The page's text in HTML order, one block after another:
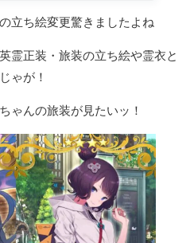
立ち絵変更驚きましたよね
霊正装・旅装の立ち絵や霊衣と
ゃが！
ゃんの旅装が見たいッ！